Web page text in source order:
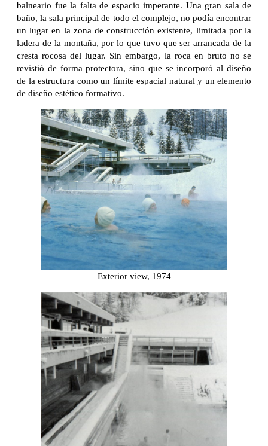
balneario fue la falta de espacio imperante. Una gran sala de
baño, la sala principal de todo el complejo, no podía encontrar
un lugar en la zona de construcción existente, limitada por la
ladera de la montaña, por lo que tuvo que ser arrancada de la
cresta rocosa del lugar. Sin embargo, la roca en bruto no se
revistió de forma protectora, sino que se incorporó al diseño
de la estructura como un límite espacial natural y un elemento
de diseño estético formativo.
Exterior view, 1974